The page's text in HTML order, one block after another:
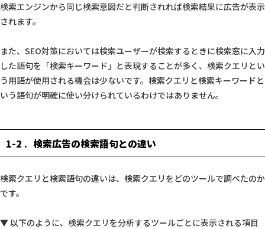
検索エンジンから同じ検索意図だと判断されれば検索結果に広告が表示
されます。
また、SEO対策においては検索ユーザーが検索するときに検索窓に入力
した語句を「検索キーワード」と表現することが多く、検索クエリとい
う用語が使用される機会は少ないです。検索クエリと検索キーワードと
いう語句が明確に使い分けられているわけではありません。
1-2 検索広告の検索語句との違い
検索クエリと検索語句の違いは、検索クエリをどのツールで調べたのか
です。
▼ 以下のように、検索クエリを分析するツールごとに表示される項目